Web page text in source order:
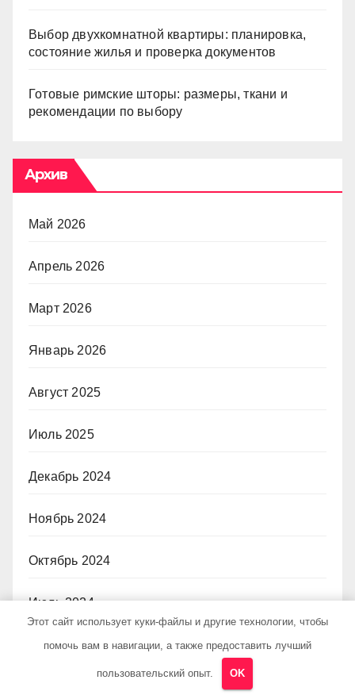
Выбор двухкомнатной квартиры: планировка,
состояние жилья и проверка документов
Готовые римские шторы: размеры, ткани и
рекомендации по выбору
Архив
Май 2026
Апрель 2026
Март 2026
Январь 2026
Август 2025
Июль 2025
Декабрь 2024
Ноябрь 2024
Октябрь 2024
Июль 2024
Июнь 2024
Этот сайт использует куки-файлы и другие технологии, чтобы
помочь вам в навигации, а также предоставить лучший
пользовательский опыт. OK